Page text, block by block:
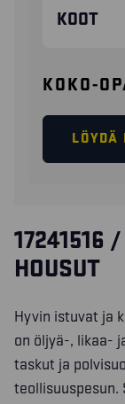
KOOT
KOKO-
LÖYDÄ
17241516
HOUSUT
Hyvin istuvat ja
on öljyä-, likaa-
taskut ja
teollisuuspesun.